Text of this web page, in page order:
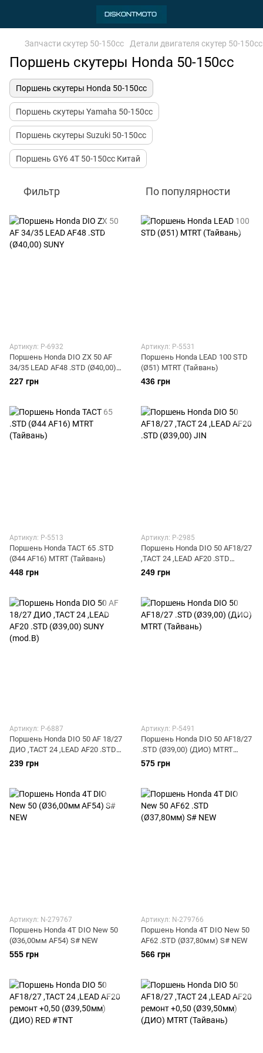
Запчасти скутер 50-150cc Детали двигателя скутер 50-150cc
Поршень скутеры Honda 50-150cc
Поршень скутеры Honda 50-150cc
Поршень скутеры Yamaha 50-150cc
Поршень скутеры Suzuki 50-150cc
Поршень GY6 4T 50-150cc Китай
Фильтр По популярности
Артикул: P-6932
Поршень Honda DIO ZX 50 AF
34/35 LEAD AF48 .STD (Ø40,00)
SUNY
227 грн
Артикул: P-5531
Поршень Honda LEAD 100 STD
(Ø51) MTRT (Тайвань)
436 грн
Артикул: P-5513
Поршень Honda TACT 65 .STD
(Ø44 AF16) MTRT (Тайвань)
448 грн
Артикул: P-2985
Поршень Honda DIO 50 AF18/27
,TACT 24 ,LEAD AF20 .STD
(Ø39,00) JIN
249 грн
Артикул: P-6887
Поршень Honda DIO 50 AF 18/27
ДИО ,TACT 24 ,LEAD AF20 .STD
(Ø39,00) SUNY (mod.B)
239 грн
Артикул: P-5491
Поршень Honda DIO 50 AF18/27
.STD (Ø39,00) (ДИО) MTRT
(Тайвань)
575 грн
Артикул: N-279767
Поршень Honda 4T DIO New 50
(Ø36,00мм AF54) S# NEW
555 грн
Артикул: N-279766
Поршень Honda 4T DIO New 50
AF62 .STD (Ø37,80мм) S# NEW
566 грн